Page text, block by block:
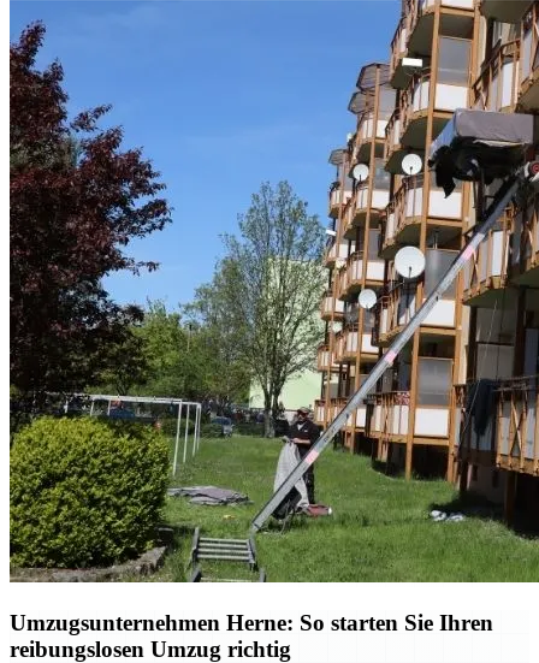
Umzugsunternehmen Herne: So starten Sie Ihren
reibungslosen Umzug richtig